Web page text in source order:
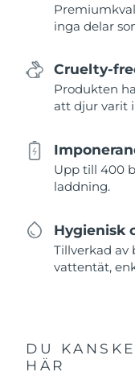
inga delar
Cruelty-
Produkten
att djur varit
Upp till 400
laddning.
Hygienisk
Tillverkad av
vattentät,
DU
HÄR